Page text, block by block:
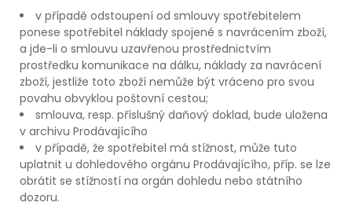
v případě odstoupení od smlouvy spotřebitelem
ponese spotřebitel náklady spojené s navrácením zboží,
a jde-li o smlouvu uzavřenou prostřednictvím
prostředku komunikace na dálku, náklady za navrácení
zboží, jestliže toto zboží nemůže být vráceno pro svou
povahu obvyklou poštovní cestou;
smlouva, resp. příslušný daňový doklad, bude uložena
v archivu Prodávajícího
v případě, že spotřebitel má stížnost, může tuto
uplatnit u dohledového orgánu Prodávajícího, příp. se lze
obrátit se stížností na orgán dohledu nebo státního
dozoru.